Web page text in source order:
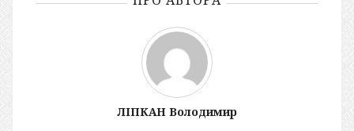
ЛІПКАН Володимир